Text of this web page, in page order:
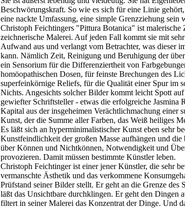
Beschwörungskraft. So wie es sich für eine Linie
eine nackte Umfassung, eine simple Grenzziehung sein
Christoph Feichtingers "Pittura Botanica" ist malerische
zeichnerische Malerei. Auf jeden Fall kommt sie mit
Aufwand aus und verlangt vom Betrachter, was dieser
kann. Nämlich Zeit, Reinigung und Beruhigung der
ein Sensorium für die Differenziertheit von
homöopathischen Dosen, für feinste Brechungen des
superfeinkörnige Reliefs, für die Qualität einer Spur im
Nichts. Angesichts solcher Bilder kommt leicht Spott
gewiefter Schriftsteller - etwas die erfolgreiche Jasmina
Kapital aus der insgeheimen Verächtlichmachung einer
Kunst, der die Summe aller Farben, das Weiß heiliges
Es läßt sich an hyperminimalistischer Kunst eben sehr
Kunstfeindlichkeit der großen Masse aufhängen und die
über Können und Nichtkönnen, Notwendigkeit und
provozieren. Damit müssen bestimmte Künstler leben.
Christoph Feichtinger ist einer jener Künstler, die sehr
vermanschte Ästhetik und das verkommene
Prüfstand seiner Bilder stellt. Er geht an die Grenze des
läßt das Unsichtbare durchklingen. Er geht den Dingen
filtert in seiner Malerei das Konzentrat der Dinge. Und